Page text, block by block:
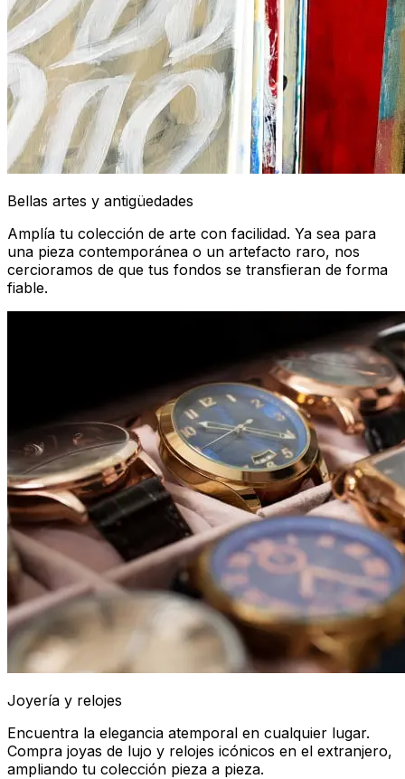
Bellas artes y antigüedades
Amplía tu colección de arte con facilidad. Ya sea para
una pieza contemporánea o un artefacto raro, nos
cercioramos de que tus fondos se transfieran de forma
fiable.
Joyería y relojes
Encuentra la elegancia atemporal en cualquier lugar.
Compra joyas de lujo y relojes icónicos en el extranjero,
ampliando tu colección pieza a pieza.